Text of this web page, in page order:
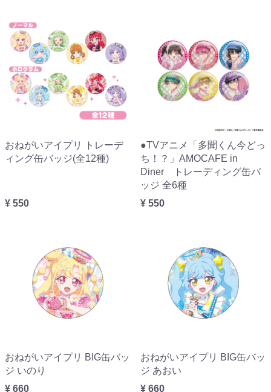
おねがいアイプリ トレーデ
ィング缶バッジ(全12種)
¥ 550
●TVアニメ「多聞くん今どっ
ち！？」AMOCAFE in
Diner トレーディング缶バ
ッジ 全6種
¥ 550
おねがいアイプリ BIG缶バッ
ジ いのり
¥ 660
おねがいアイプリ BIG缶バッ
ジ あおい
¥ 660